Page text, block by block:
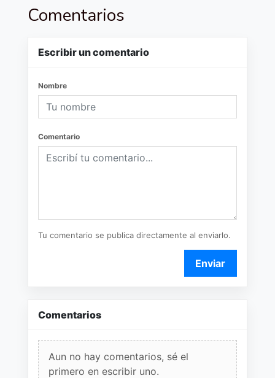
Comentarios
Escribir un comentario
Nombre
Comentario
Tu comentario se publica directamente al enviarlo.
Enviar
Comentarios
Aun no hay comentarios, sé el
primero en escribir uno.